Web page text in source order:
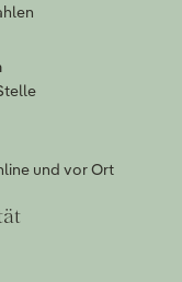
und vor Ort